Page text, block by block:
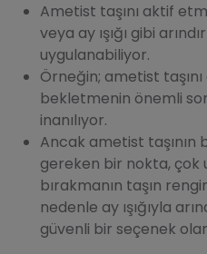
Ametist taşını aktif
veya ay ışığı gibi
uygulanabiliyor.
Örneğin; ametist taşını
bekletmenin önemli
inanılıyor.
Ancak ametist taşının
gereken bir nokta, çok
bırakmanın taşın
nedenle ay ışığıyla
güvenli bir seçenek